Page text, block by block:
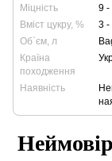
Міцність
9 -
Вміст цукру, %
3 -
Об`єм, л
Країна
походження
Наявність